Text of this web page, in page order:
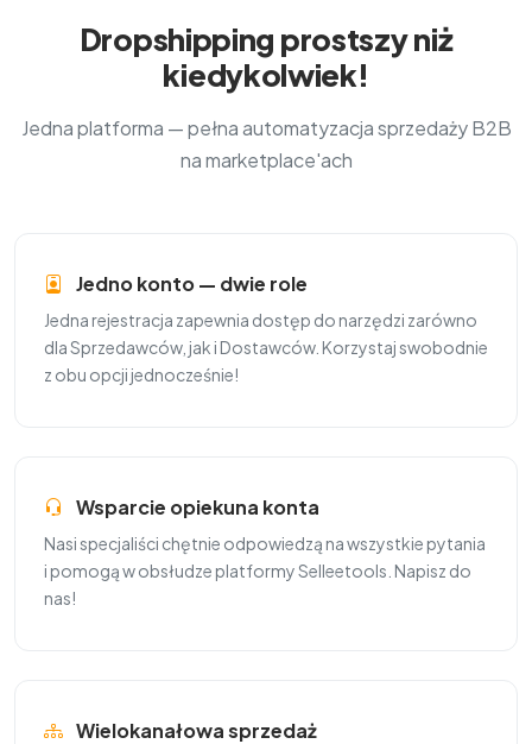
Dropshipping prostszy niż
kiedykolwiek!
Jedna platforma — pełna automatyzacja sprzedaży B2B
na marketplace'ach
Jedno konto — dwie role
Jedna rejestracja zapewnia dostęp do narzędzi zarówno
dla Sprzedawców, jak i Dostawców. Korzystaj swobodnie
z obu opcji jednocześnie!
Wsparcie opiekuna konta
Nasi specjaliści chętnie odpowiedzą na wszystkie pytania
i pomogą w obsłudze platformy Selleetools. Napisz do
nas!
Wielokanałowa sprzedaż